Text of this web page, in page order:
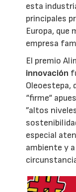
esta
principales
Europa, que
empresa
El premio
innovación
Oleoestepa,
“firme“
”altos
especial
ambiente y